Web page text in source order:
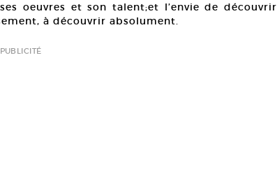
oeuvres et son talent;et l’envie de découvrir
à découvrir absolument.
PUBLICITÉ